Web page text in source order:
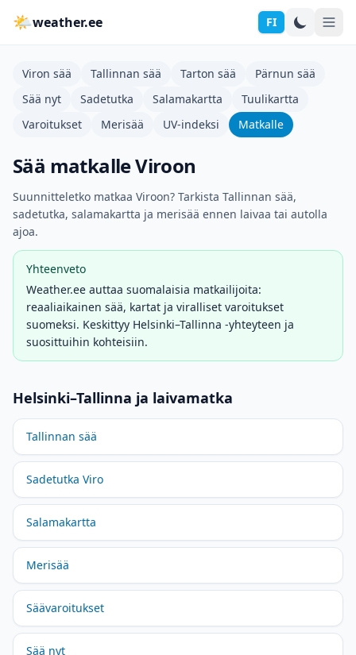
🌤weather.ee FI
Viron sää Tallinnan sää Tarton sää
Pärnun sää
Sää nyt
Sadetutka Salamakartta
Tuulikartta
Varoitukset
Merisää UV-indeksi Matkalle
Sää matkalle Viroon
Suunnitteletko matkaa Viroon? Tarkista Tallinnan sää,
sadetutka, salamakartta ja merisää ennen laivaa tai autolla
ajoa.
Yhteenveto
Weather.ee auttaa suomalaisia matkailijoita:
reaaliaikainen sää, kartat ja viralliset varoitukset
suomeksi. Keskittyy Helsinki–Tallinna -yhteyteen ja
suosittuihin kohteisiin.
Helsinki–Tallinna ja laivamatka
Tallinnan sää
Sadetutka Viro
Salamakartta
Merisää
Säävaroitukset
Sää nyt